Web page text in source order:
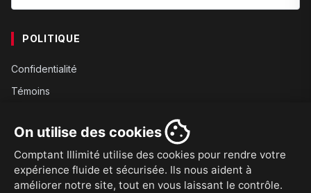
On utilise des cookies
Comptant Illimité utilise des cookies pour rendre votre
expérience fluide et sécurisée. Ils nous aident à
améliorer notre site, tout en vous laissant le contrôle.
POLITIQUE
Confidentialité
Témoins
Conditions
Expédition
Retours